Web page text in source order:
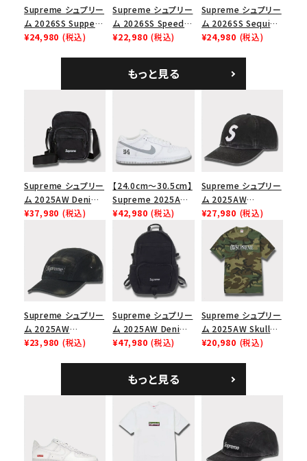
Supreme シュプリー
ム 2026SS Supper
Tee サパーTシャツ
¥24,980 (税込)
Supreme シュプリー
ム 2026SS Speed
Tee スピードTシャツ
¥22,980 (税込)
Supreme シュプリー
ム 2026SS Sequin
Denim Classic
シックロゴ 6パネルキ
ャップ ブラック
¥24,980 (税込)
もっと見る
Supreme シュプリー
ム 2025AW Denim
Shoulder Bag デニ
¥37,980 (税込)
【24.0cm～30.5cm】
Supreme 2025AW
Nike SB Dunk Low
ナイキ SB ダンク ロ
ー スニーカー ホワイ
¥42,980 (税込)
Supreme シュプリー
ム 2025AW
Pigment Coated
2-Tone S Logo 6-
Panel Cap ピグメン
トコーテッド 2トーン
エスロゴ 6パネルキャ
ップ ブラック
¥27,980 (税込)
Supreme シュプリー
ム 2025AW
Overdyed Camp
¥23,980 (税込)
Supreme シュプリー
ム 2025AW Denim
Backpack デニム バ
¥47,980 (税込)
Supreme シュプリー
ム 2025AW Skull
Tee スカル Tシャ
¥20,980 (税込)
もっと見る